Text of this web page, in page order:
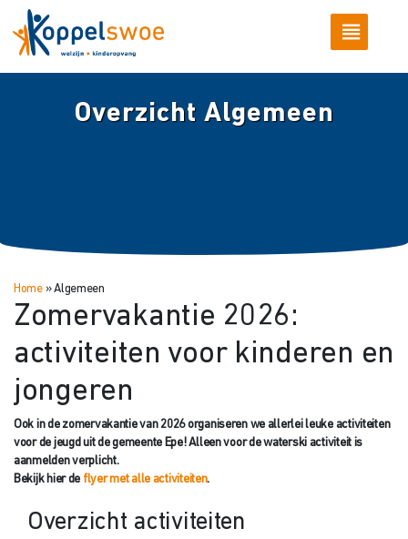
Overzicht Algemeen
Home»Algemeen
Zomervakantie 2026:
activiteiten voor kinderen en
jongeren
Ook in de zomervakantie van 2026 organiseren we allerlei leuke activiteiten
voor de jeugd uit de gemeente Epe! Alleen voor de waterski activiteit is
aanmelden verplicht.
Bekijk hier de flyer met alle activiteiten.
Overzicht activiteiten